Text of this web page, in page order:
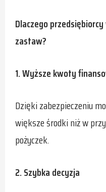
Dlaczego
zastaw?
1. Wyższe kwoty
Dzięki zabezpieczeniu
większe środki niż w
pożyczek.
2. Szybka decyzja